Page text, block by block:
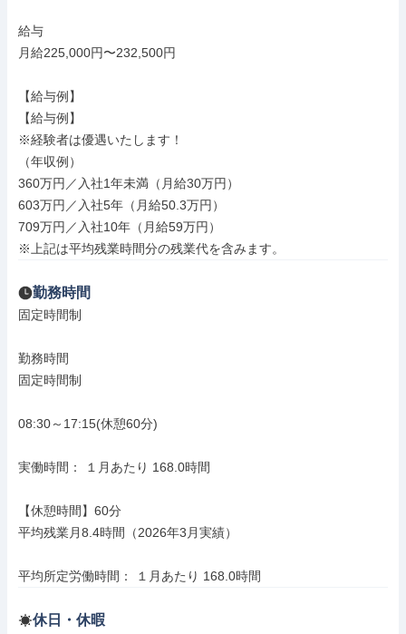
給与
月給225,000円〜232,500円
【給与例】
【給与例】
※経験者は優遇いたします！
（年収例）
360万円／入社1年未満（月給30万円）
603万円／入社5年（月給50.3万円）
709万円／入社10年（月給59万円）
※上記は平均残業時間分の残業代を含みます。
勤務時間
固定時間制
勤務時間
固定時間制
08:30～17:15(休憩60分)
実働時間： １月あたり 168.0時間
【休憩時間】60分
平均残業月8.4時間（2026年3月実績）
平均所定労働時間： １月あたり 168.0時間
休日・休暇